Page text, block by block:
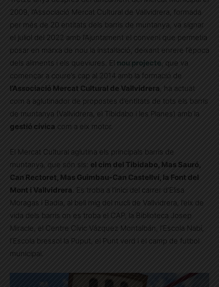
2009, l’Associació Mercat Cultural de Vallvidrera, formada
per més de 20 entitats dels barris de muntanya, va signar
el juliol del 2022 amb l’Ajuntament el conveni que permetia
posar en marxa de nou la instal·lació, deixant enrere l’època
dels aliments i els queviures. El nou projecte , que va
començar a coure’s cap al 2014 amb la formació de
l’Associació Mercat Cultural de Vallvidrera , ha actuat
com a aglutinador de propostes d’entitats de tots els barris
de muntanya (Vallvidrera, el Tibidabo i les Planes) amb la
gestió cívica com a eix motor.
El Mercat Cultural aglutina els principals barris de
muntanya, que són sis: el cim del Tibidabo, Mas Sauró,
Can Rectoret, Mas Guimbau-Can Castellví, la Font del
Mont i Vallvidrera. Es troba a l’inici del carrer d’Elisa
Moragas i Badia, al bell mig del nucli de Vallvidrera, l’eix de
vida dels barris on es troba el CAP, la Biblioteca Josep
Miracle, el Centre Cívic Vázquez Montalbán, l’Escola Nabí,
l’Escola bressol la Puput, el Punt verd i el camp de futbol
municipal.